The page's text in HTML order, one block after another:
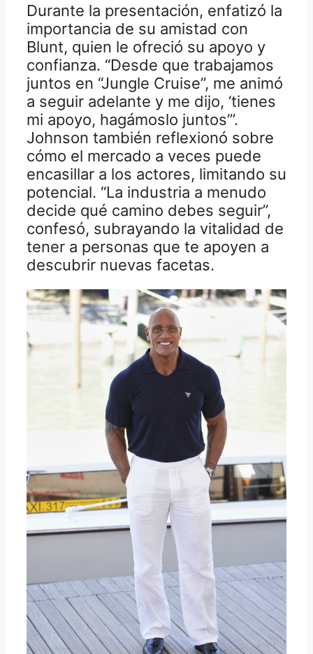
Durante la presentación, enfatizó la
importancia de su amistad con
Blunt, quien le ofreció su apoyo y
confianza. “Desde que trabajamos
juntos en “Jungle Cruise”, me animó
a seguir adelante y me dijo, ‘tienes
mi apoyo, hagámoslo juntos’”.
Johnson también reflexionó sobre
cómo el mercado a veces puede
encasillar a los actores, limitando su
potencial. “La industria a menudo
decide qué camino debes seguir”,
confesó, subrayando la vitalidad de
tener a personas que te apoyen a
descubrir nuevas facetas.